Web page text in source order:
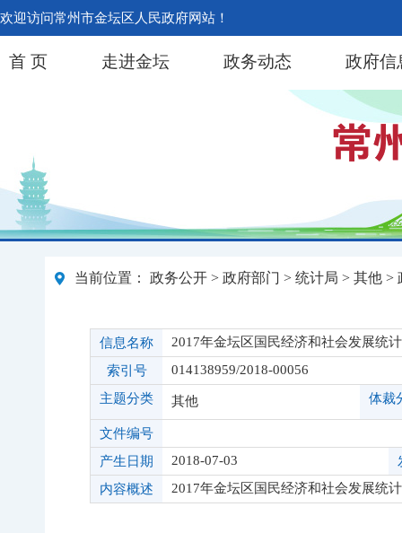
欢迎访问常州市金坛区人民政府网站！
首 页 走进金坛 政务动态 政府信
当前位置： 政务公开 > 政府部门 > 统计局 > 其他 >
信息名称
2017年金坛区国民经济和社会发展统
索引号
014138959/2018-00056
主题分类
其他 体裁
文件编号
产生日期
2018-07-03
内容概述
2017年金坛区国民经济和社会发展统